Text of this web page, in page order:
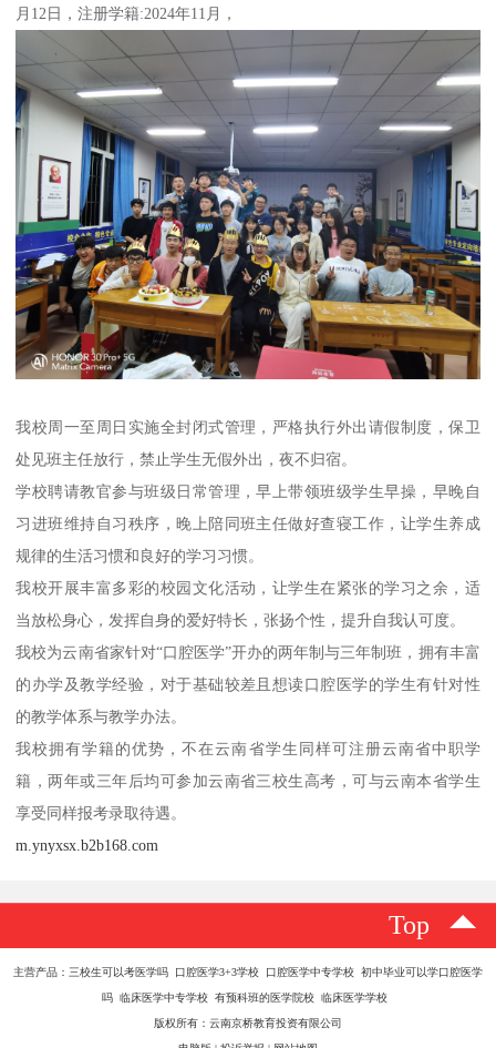
月12日，注册学籍:2024年11月，
我校周一至周日实施全封闭式管理，严格执行外出请假制度，保卫
处见班主任放行，禁止学生无假外出，夜不归宿。
学校聘请教官参与班级日常管理，早上带领班级学生早操，早晚自
习进班维持自习秩序，晚上陪同班主任做好查寝工作，让学生养成
规律的生活习惯和良好的学习习惯。
我校开展丰富多彩的校园文化活动，让学生在紧张的学习之余，适
当放松身心，发挥自身的爱好特长，张扬个性，提升自我认可度。
我校为云南省家针对“口腔医学”开办的两年制与三年制班，拥有丰富
的办学及教学经验，对于基础较差且想读口腔医学的学生有针对性
的教学体系与教学办法。
我校拥有学籍的优势，不在云南省学生同样可注册云南省中职学
籍，两年或三年后均可参加云南省三校生高考，可与云南本省学生
享受同样报考录取待遇。
m.ynyxsx.b2b168.com
Top
主营产品：三校生可以考医学吗 口腔医学3+3学校 口腔医学中专学校 初中毕业可以学口腔医学
吗 临床医学中专学校 有预科班的医学院校 临床医学学校
版权所有：云南京桥教育投资有限公司